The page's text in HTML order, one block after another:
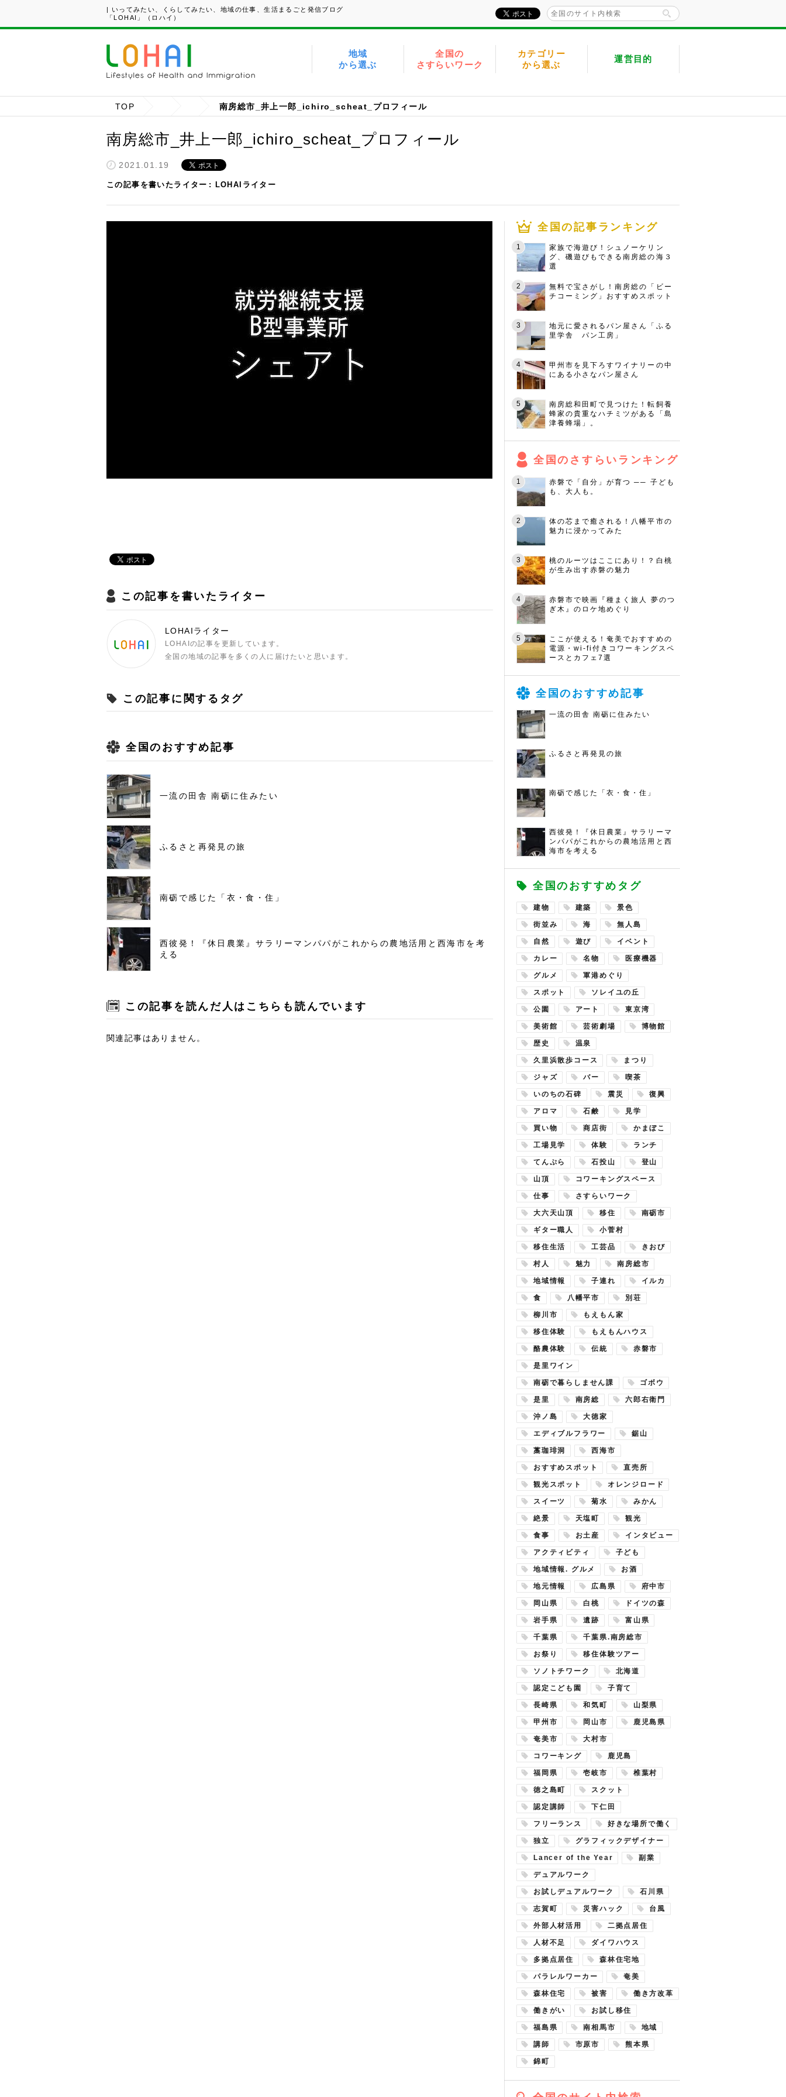
| いってみたい、くらしてみたい、地域の仕事、生活まるごと発信ブログ
「LOHAI」（ロハイ）
地域
から選ぶ
全国の
さすらいワーク
カテゴリー
から選ぶ
運営目的
TOP 南房総市_井上一郎_ichiro_scheat_プロフィール
南房総市_井上一郎_ichiro_scheat_プロフィール
2021.01.19
この記事を書いたライター LOHAIライター
この記事を書いたライター
LOHAIライター
LOHAIの記事を更新しています。
全国の地域の記事を多くの人に届けたいと思います。
この記事に関するタグ
全国のおすすめ記事
一流の田舎 南砺に住みたい
ふるさと再発見の旅
南砺で感じた「衣・食・住」
西彼発！『休日農業』サラリーマンパパがこれからの農地活用と西海市を考
える
この記事を読んだ人はこちらも読んでいます
関連記事はありません。
全国の記事ランキング
家族で海遊び！シュノーケリン
グ、磯遊びもできる南房総の海３
選
無料で宝さがし！南房総の「ビー
チコーミング」おすすめスポット
地元に愛されるパン屋さん「ふる
里学舎 パン工房」
甲州市を見下ろすワイナリーの中
にある小さなパン屋さん
南房総和田町で見つけた！転飼養
蜂家の貴重なハチミツがある「島
津養蜂場」。
全国のさすらいランキング
赤磐で「自分」が育つ ── 子ども
も、大人も。
体の芯まで癒される！八幡平市の
魅力に浸かってみた
桃のルーツはここにあり！？白桃
が生み出す赤磐の魅力
赤磐市で映画『種まく旅人 夢のつ
ぎ木』のロケ地めぐり
ここが使える！奄美でおすすめの
電源・wi-fi付きコワーキングスペ
ースとカフェ7選
全国のおすすめ記事
一流の田舎 南砺に住みたい
ふるさと再発見の旅
南砺で感じた「衣・食・住」
西彼発！『休日農業』サラリーマ
ンパパがこれからの農地活用と西
海市を考える
全国のおすすめタグ
建物 建築 景色
街並み 海 無人島
自然 遊び イベント
カレー 名物 医療機器
グルメ 軍港めぐり
スポット ソレイユの丘
公園 アート 東京湾
美術館 芸術劇場 博物館
歴史 温泉
久里浜散歩コース まつり
ジャズ バー 喫茶
いのちの石碑 震災 復興
アロマ 石鹸 見学
買い物 商店街 かまぼこ
工場見学 体験 ランチ
てんぷら 石投山 登山
山頂 コワーキングスペース
仕事 さすらいワーク
大六天山頂 移住 南砺市
ギター職人 小菅村
移住生活 工芸品 きおび
村人 魅力 南房総市
地域情報 子連れ イルカ
食 八幡平市 別荘
柳川市 もえもん家
移住体験 もえもんハウス
酪農体験 伝統 赤磐市
是里ワイン
南砺で暮らしません課 ゴボウ
是里 南房総 六郎右衛門
沖ノ島 大徳家
エディブルフラワー 鋸山
藁珈琲洞 西海市
おすすめスポット 直売所
観光スポット オレンジロード
スイーツ 菊水 みかん
絶景 天塩町 観光
食事 お土産 インタビュー
アクティビティ 子ども
地域情報. グルメ お酒
地元情報 広島県 府中市
岡山県 白桃 ドイツの森
岩手県 遺跡 富山県
千葉県 千葉県.南房総市
お祭り 移住体験ツアー
ソノトチワーク 北海道
認定こども園 子育て
長崎県 和気町 山梨県
甲州市 岡山市 鹿児島県
奄美市 大村市
コワーキング 鹿児島
福岡県 壱岐市 椎葉村
徳之島町 スクット
認定講師 下仁田
フリーランス 好きな場所で働く
独立 グラフィックデザイナー
Lancer of the Year 副業
デュアルワーク
お試しデュアルワーク 石川県
志賀町 災害ハック 台風
外部人材活用 二拠点居住
人材不足 ダイワハウス
多拠点居住 森林住宅地
パラレルワーカー 奄美
森林住宅 被害 働き方改革
働きがい お試し移住
福島県 南相馬市 地域
講師 市原市 熊本県
錦町